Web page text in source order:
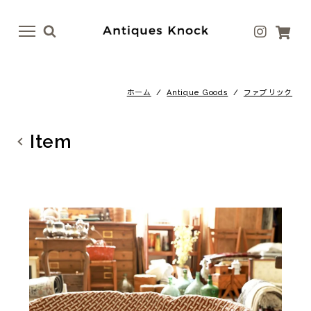
menu
menu
テーブル
照明
その他
ファブリック
その他
ホーム /Antique Goods / ファブリック
Item